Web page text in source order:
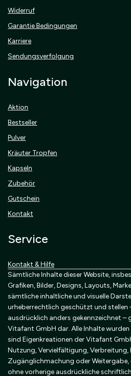
Widerruf
Garantie Bedingungen
Karriere
Sendungsverfolgung
Navigation
Aktion
Bestseller
Pulver
Kräuter Tropfen
Kapseln
Zubehör
Gutschein
Kontakt
Service
Kontakt & Hilfe
Sämtliche Inhalte dieser Website,
Grafiken, Bilder, Designs, Layouts,
sämtliche inhaltliche und visuelle
urheberrechtlich geschützt und stellen
ausdrücklich anders gekennzeichnet –
Vitafant GmbH dar. Alle Inhalte
sind Eigenkreationen der Vitafant
Nutzung, Vervielfältigung,
Zugänglichmachung oder Weitergabe,
ohne vorherige ausdrückliche